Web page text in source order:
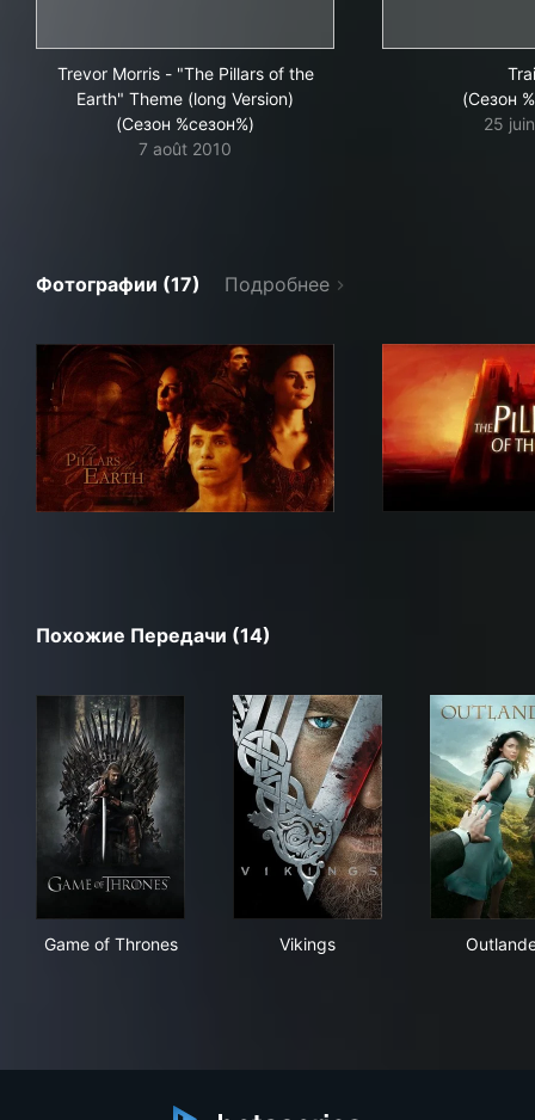
Trevor Morris - "The Pillars of the
Earth" Theme (long Version)
(Сезон %сезон%)
7 août 2010
(Сезон
25
Фотографии (17) Подробнее
Похожие Передачи (14)
Game of Thrones Vikings